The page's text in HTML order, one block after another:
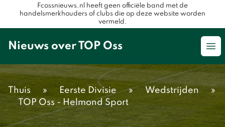
Fcossnieuws.nl heeft geen officiële band met de
handelsmerkhouders of clubs die op deze website worden
vermeld.
Nieuws over TOP Oss
Thuis » Eerste Divisie » Wedstrijden
»
TOP Oss - Helmond Sport